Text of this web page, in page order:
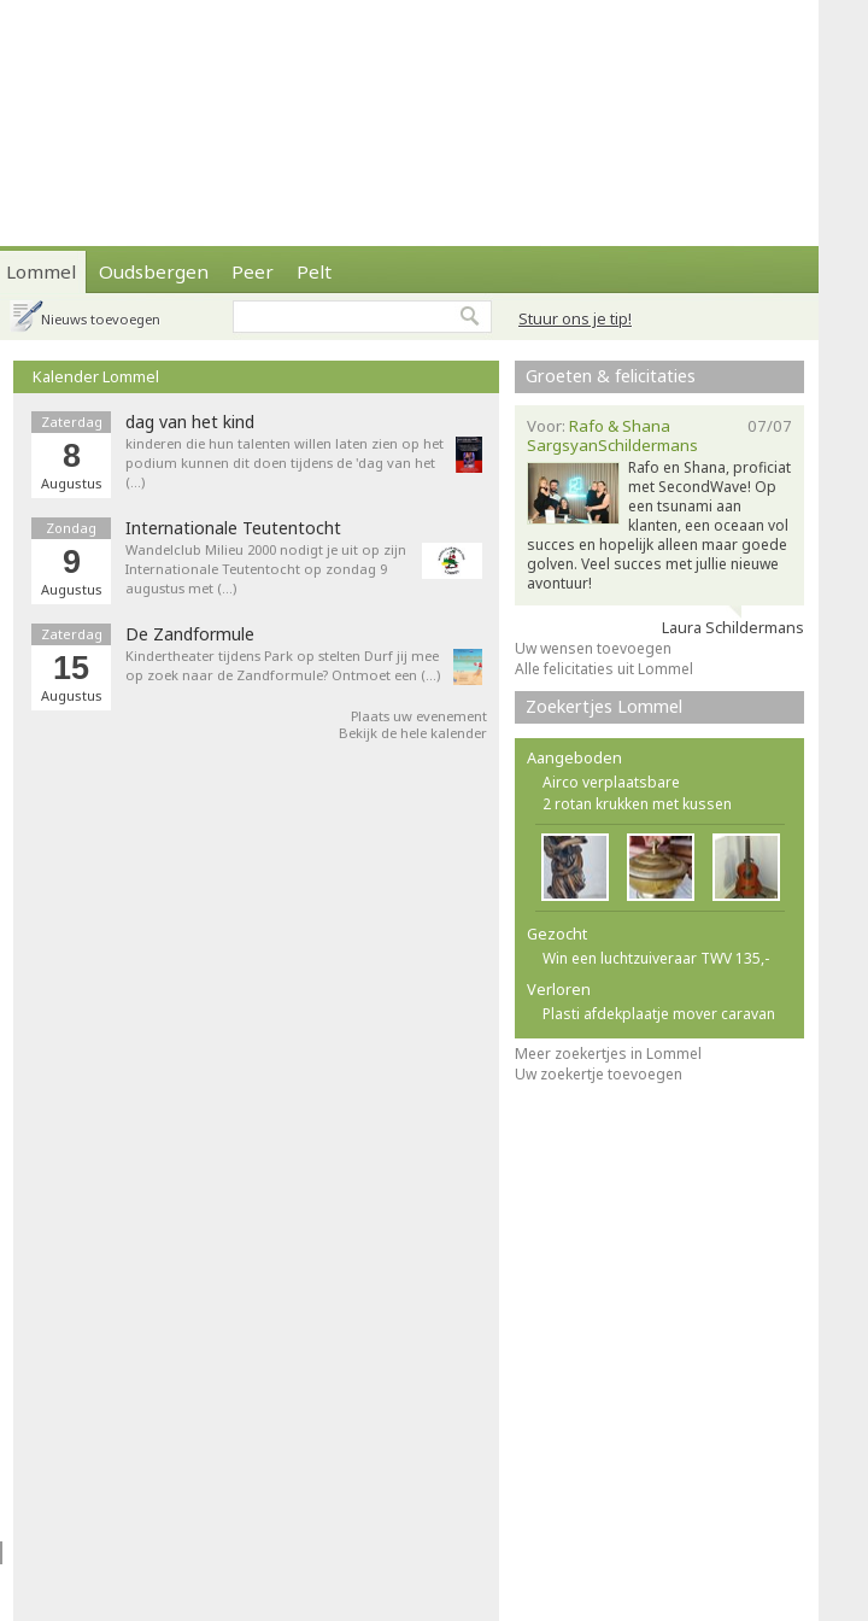
Lommel Oudsbergen Peer Pelt
Stuur ons je tip!
Nieuws toevoegen
Kalender Lommel
Zaterdag
8
Augustus
dag van het kind
kinderen die hun talenten willen laten zien op het
podium kunnen dit doen tijdens de 'dag van het
(…)
Zondag
9
Augustus
Internationale Teutentocht
Wandelclub Milieu 2000 nodigt je uit op zijn
Internationale Teutentocht op zondag 9
augustus met (…)
Zaterdag
15
Augustus
De Zandformule
Kindertheater tijdens Park op stelten Durf jij mee
op zoek naar de Zandformule? Ontmoet een (…)
Plaats uw evenement
Bekijk de hele kalender
Groeten & felicitaties
07/07
Voor: Rafo & Shana
SargsyanSchildermans
Rafo en Shana, proficiat
met SecondWave! Op
een tsunami aan
klanten, een oceaan vol
succes en hopelijk alleen maar goede
golven. Veel succes met jullie nieuwe
avontuur!
Laura Schildermans
Uw wensen toevoegen
Alle felicitaties uit Lommel
Zoekertjes Lommel
Aangeboden
Airco verplaatsbare
2 rotan krukken met kussen
Gezocht
Win een luchtzuiveraar TWV 135,-
Verloren
Plasti afdekplaatje mover caravan
Meer zoekertjes in Lommel
Uw zoekertje toevoegen